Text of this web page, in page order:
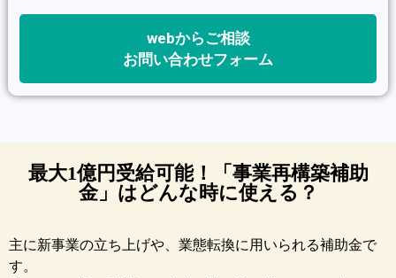
webからご相談
お問い合わせフォーム
最大1億円受給可能！「事業再構築補助
金」はどんな時に使える？
主に新事業の立ち上げや、業態転換に用いられる補助金で
す。